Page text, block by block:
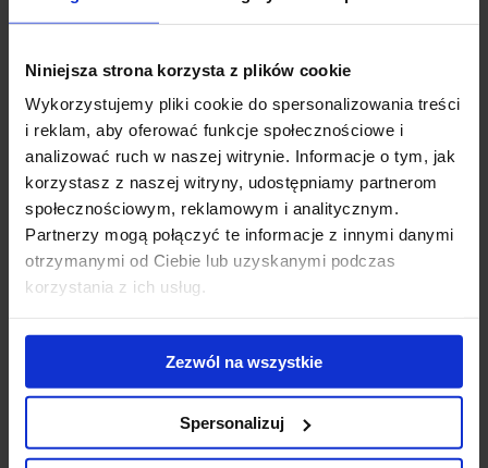
Niniejsza strona korzysta z plików cookie
Wykorzystujemy pliki cookie do spersonalizowania treści
i reklam, aby oferować funkcje społecznościowe i
analizować ruch w naszej witrynie. Informacje o tym, jak
korzystasz z naszej witryny, udostępniamy partnerom
społecznościowym, reklamowym i analitycznym.
Partnerzy mogą połączyć te informacje z innymi danymi
otrzymanymi od Ciebie lub uzyskanymi podczas
korzystania z ich usług.
Zezwól na wszystkie
Spersonalizuj